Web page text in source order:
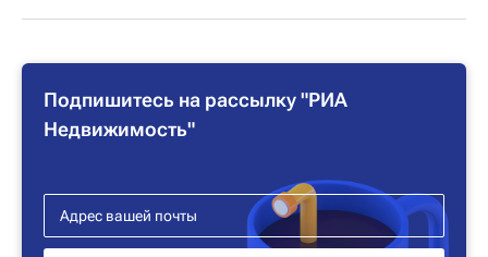
Подпишитесь на рассылку "РИА
Недвижимость"